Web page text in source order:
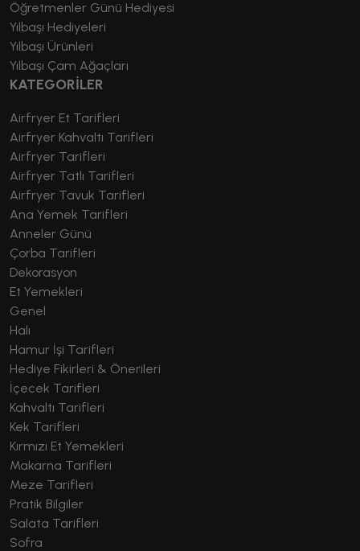
Öğretmenler Günü Hediyesi
Yılbaşı Hediyeleri
Yılbaşı Ürünleri
Yılbaşı Çam Ağaçları
KATEGORİLER
Airfryer Et Tarifleri
Airfryer Kahvaltı Tarifleri
Airfryer Tarifleri
Airfryer Tatlı Tarifleri
Airfryer Tavuk Tarifleri
Ana Yemek Tarifleri
Anneler Günü
Çorba Tarifleri
Dekorasyon
Et Yemekleri
Genel
Halı
Hamur İşi Tarifleri
Hediye Fikirleri & Önerileri
İçecek Tarifleri
Kahvaltı Tarifleri
Kek Tarifleri
Kırmızı Et Yemekleri
Makarna Tarifleri
Meze Tarifleri
Pratik Bilgiler
Salata Tarifleri
Sofra